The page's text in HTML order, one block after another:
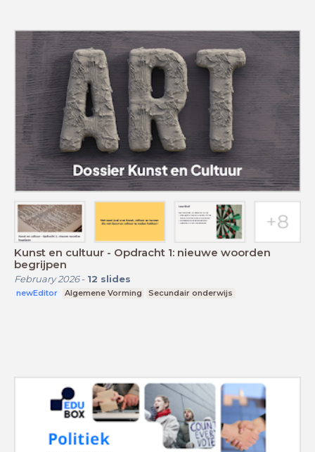
Kunst en cultuur - Opdracht 1: nieuwe woorden
begrijpen
February 2026- 12 slides
newEditor Algemene Vorming Secundair onderwijs